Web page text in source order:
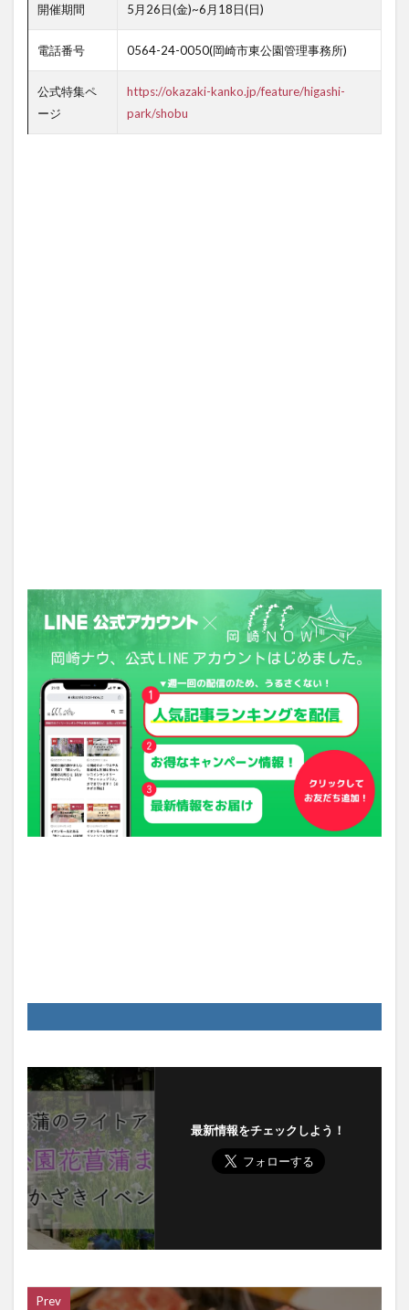
開催期間 5月26日(金)~6月18日(日)
電話番号 0564-24-0050(岡崎市東公園管理事務所)
公式特集ペ
ージ
https://okazaki-kanko.jp/feature/higashi-
park/shobu
最新情報をチェックしよう！
Prev